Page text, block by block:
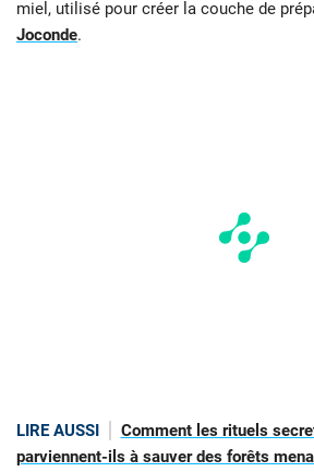
miel, utilisé pour créer la couche de
Joconde.
LIRE AUSSI
Comment les rituels
parviennent-ils à sauver des forêts